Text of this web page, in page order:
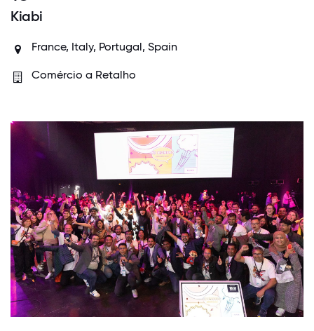
Kiabi
France, Italy, Portugal, Spain
Comércio a Retalho